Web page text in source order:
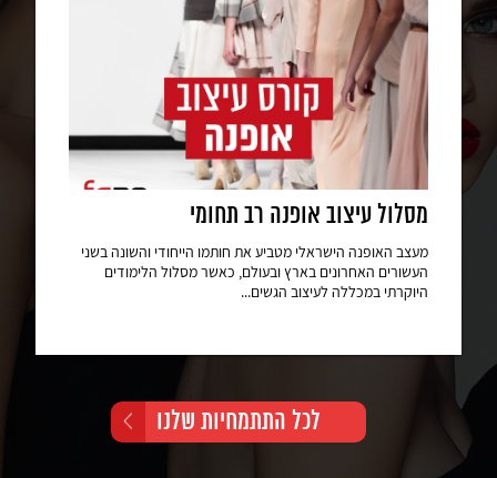
מסלול עיצוב אופנה רב תחומי
מעצב האופנה הישראלי מטביע את חותמו הייחודי והשונה בשני
העשורים האחרונים בארץ ובעולם, כאשר מסלול הלימודים
היוקרתי במכללה לעיצוב הגשים...
לכל התתמחיות שלנו